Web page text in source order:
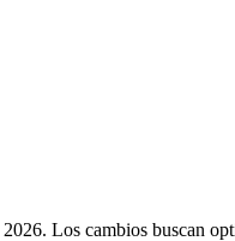
Los cambios buscan